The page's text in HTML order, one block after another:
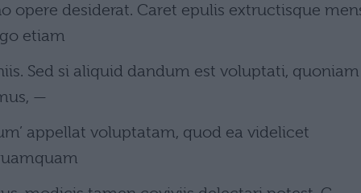
opere desiderat. Caret epulis extructisque
etiam
Sed si aliquid dandum est voluptati, quoniam
—
appellat voluptatam, quod ea videlicet